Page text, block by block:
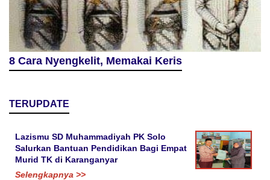
8 Cara Nyengkelit, Memakai Keris
TERUPDATE
Lazismu SD Muhammadiyah PK Solo
Salurkan Bantuan Pendidikan Bagi Empat
Murid TK di Karanganyar
Selengkapnya >>